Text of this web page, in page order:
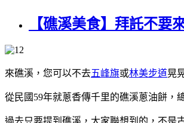
【礁溪美食】拜託不要
來礁溪，您可以不去五峰旗或林美步道晃
從民國59年就蔥香傳千里的礁溪蔥油餅，
過去只要提到礁溪，大家聯想到的，不是